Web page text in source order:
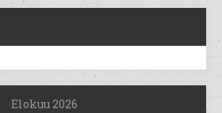
Elokuu 2026